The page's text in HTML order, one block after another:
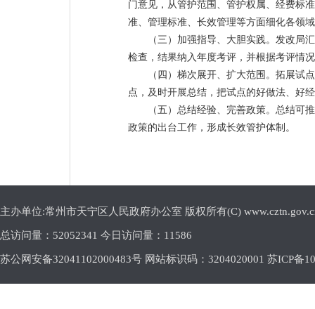
门意见，从管护范围、管护权属、经费标
准、管理标准、长效管理等方面细化各领
（三）加强指导、大胆实践。发改局
检查，结果纳入年度考评，并根据考评情
（四）梯次展开、扩大范围。拓展试
点，及时开展总结，把试点的好做法、好
（五）总结经验、完善政策。总结可
政策的出台工作，形成长效管护体制。
主办单位:常州市天宁区人民政府办公室 版权所有(C)
总访问量： 52052341 今日访问量： 11586
苏公网安备32041102000483号 网站标识码：3204020001 苏ICP备